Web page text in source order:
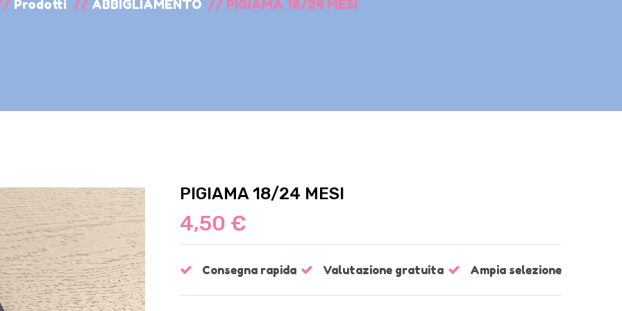
Prodotti // ABBIGLIAMENTO // PIGIAMA 18/24 MESI
PIGIAMA 18/24 MESI
4,50 €
Consegna rapida Valutazione gratuita Ampia selezione